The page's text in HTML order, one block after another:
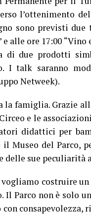
l’ottenimento
sono previsti
e alle ore 17:00
di due prodotti
I talk saranno
Netweek).
famiglia. Grazie
e le
didattici per
Museo del Parco,
delle sue peculiarità
vogliamo costruire
Il Parco non è solo
con